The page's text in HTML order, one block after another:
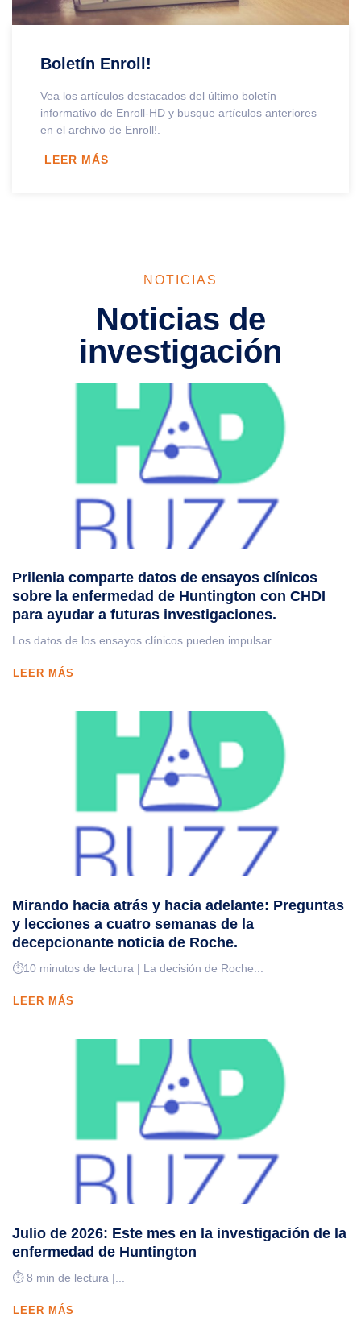
Boletín Enroll!
Vea los artículos destacados del último boletín
informativo de Enroll-HD y busque artículos anteriores
en el archivo de Enroll!.
LEER MÁS
NOTICIAS
Noticias de
investigación
Prilenia comparte datos de ensayos clínicos
sobre la enfermedad de Huntington con CHDI
para ayudar a futuras investigaciones.
Los datos de los ensayos clínicos pueden impulsar...
LEER MÁS
Mirando hacia atrás y hacia adelante: Preguntas
y lecciones a cuatro semanas de la
decepcionante noticia de Roche.
⏱️10 minutos de lectura | La decisión de Roche...
LEER MÁS
Julio de 2026: Este mes en la investigación de la
enfermedad de Huntington
⏱️ 8 min de lectura |...
LEER MÁS